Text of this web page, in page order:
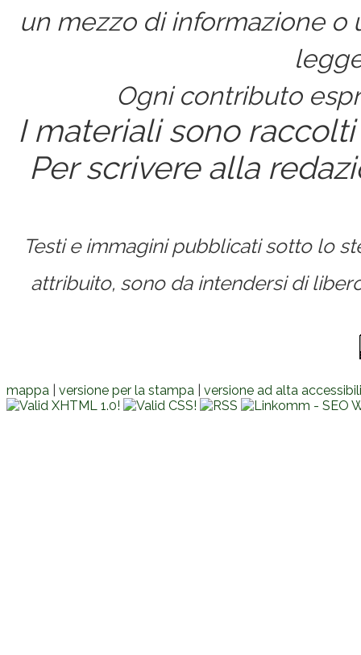
un mezzo di informazione
Ogni contributo
I materiali sono
Per scrivere alla
Testi e immagini pubblicati sotto lo
attribuito, sono da intendersi di
mappa versione per la stampa versione ad alta